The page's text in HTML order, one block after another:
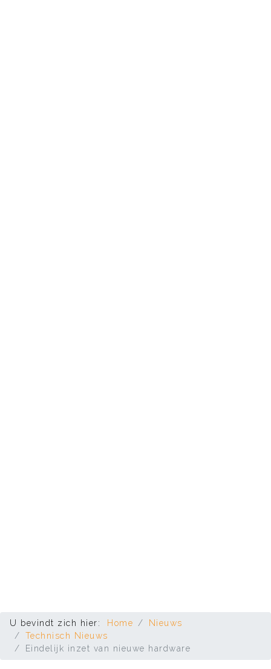
U bevindt zich hier: Home
Nieuws
Technisch Nieuws
Eindelijk inzet van nieuwe hardware